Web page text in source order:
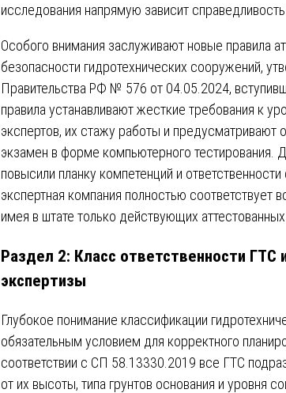
исследования напрямую зависит
Особого внимания заслуживают новые правила
безопасности гидротехнических сооружений,
Правительства РФ № 576 от 04.05.2024,
правила устанавливают жесткие требования к
экспертов, их стажу работы и предусматривают
экзамен в форме компьютерного тестирования.
повысили планку компетенций и
экспертная компания полностью соответствует
имея в штате только действующих аттестованных
Раздел 2: Класс ответственности ГТС
экспертизы
Глубокое понимание классификации
обязательным условием для корректного
соответствии с СП 58.13330.2019 все ГТС
от их высоты, типа грунтов основания и уровня